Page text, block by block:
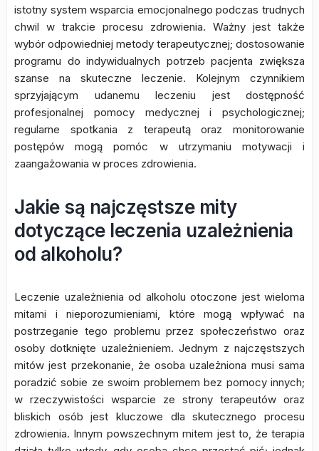
istotny system wsparcia emocjonalnego podczas trudnych
chwil w trakcie procesu zdrowienia. Ważny jest także
wybór odpowiedniej metody terapeutycznej; dostosowanie
programu do indywidualnych potrzeb pacjenta zwiększa
szanse na skuteczne leczenie. Kolejnym czynnikiem
sprzyjającym udanemu leczeniu jest dostępność
profesjonalnej pomocy medycznej i psychologicznej;
regularne spotkania z terapeutą oraz monitorowanie
postępów mogą pomóc w utrzymaniu motywacji i
zaangażowania w proces zdrowienia.
Jakie są najczęstsze mity
dotyczące leczenia uzależnienia
od alkoholu?
Leczenie uzależnienia od alkoholu otoczone jest wieloma
mitami i nieporozumieniami, które mogą wpływać na
postrzeganie tego problemu przez społeczeństwo oraz
osoby dotknięte uzależnieniem. Jednym z najczęstszych
mitów jest przekonanie, że osoba uzależniona musi sama
poradzić sobie ze swoim problemem bez pomocy innych;
w rzeczywistości wsparcie ze strony terapeutów oraz
bliskich osób jest kluczowe dla skutecznego procesu
zdrowienia. Innym powszechnym mitem jest to, że terapia